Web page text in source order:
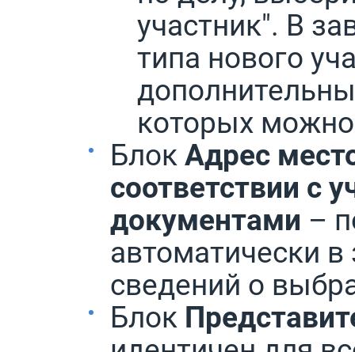
участник". В
типа нового
которых
Блок Адрес
соответствии с
документами –
автоматически
сведений о
Блок